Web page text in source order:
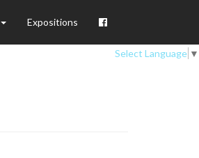
Expositions
Select Language ▼